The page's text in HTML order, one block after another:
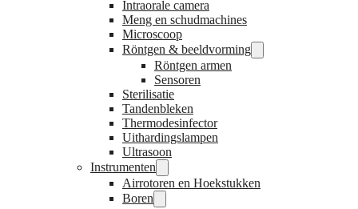
Intraorale camera
Meng en schudmachines
Microscoop
Röntgen & beeldvorming
Röntgen armen
Sensoren
Sterilisatie
Tandenbleken
Thermodesinfector
Uithardingslampen
Ultrasoon
Instrumenten
Airrotoren en Hoekstukken
Boren